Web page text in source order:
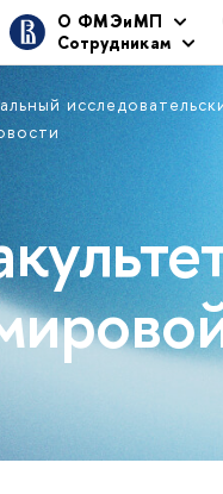
О ФМЭиМП
Сотрудникам